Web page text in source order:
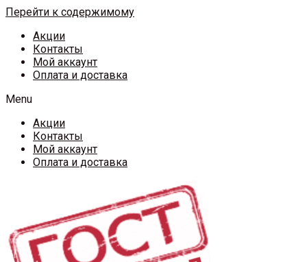
Перейти к содержимому
Акции
Контакты
Мой аккаунт
Оплата и доставка
Menu
Акции
Контакты
Мой аккаунт
Оплата и доставка